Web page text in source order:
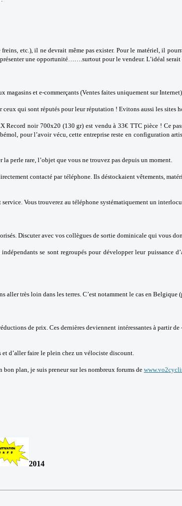
etc.), il ne devrait même pas exister. Pour le matériel, il
une opportunité…….surtout pour le vendeur. L’idéal
et e-commerçants (Ventes faites uniquement sur
qui sont réputés pour leur réputation ! Evitons aussi les sites
noir 700x20 (130 gr) est vendu à 33€ TTC pièce ! Ce
pour l’avoir vécu, cette entreprise reste en configuration
perle rare, l’objet que vous ne trouvez pas depuis un moment.
contacté par téléphone. Ils déstockaient vêtements,
Vous trouverez au téléphone systématiquement un
Discuter avec vos collègues de sortie dominicale qui vous
se sont regroupés pour développer leur puissance
aller très loin dans les terres. C’est notamment le cas en
de prix. Ces dernières deviennent intéressantes à partir
d’aller faire le plein chez un vélociste discount.
bon plan, je suis preneur sur les nombreux forums de
2014